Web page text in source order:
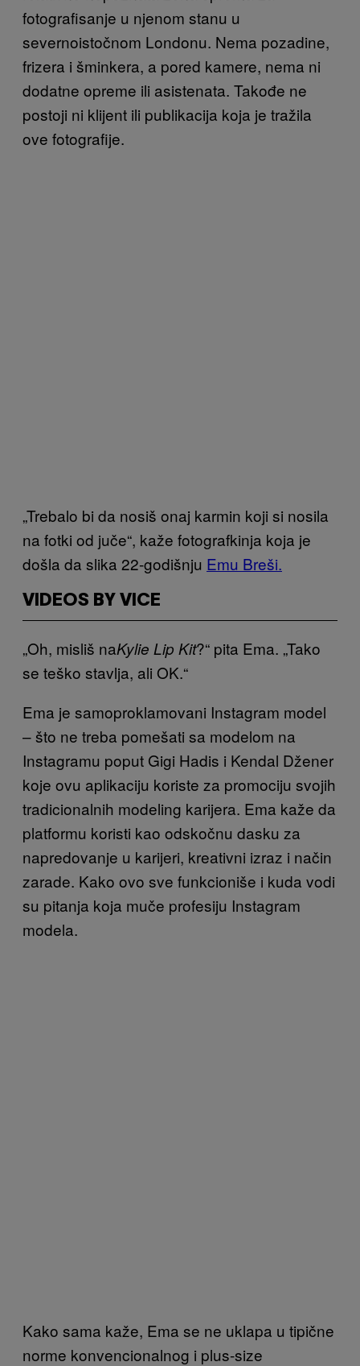
fotografisanje u njenom stanu u
severnoistočnom Londonu. Nema pozadine,
frizera i šminkera, a pored kamere, nema ni
dodatne opreme ili asistenata. Takođe ne
postoji ni klijent ili publikacija koja je tražila
ove fotografije.
„Trebalo bi da nosiš onaj karmin koji si nosila
na fotki od juče“, kaže fotografkinja koja je
došla da slika 22-godišnju Emu Breši.
VIDEOS BY VICE
„Oh, misliš naKylie Lip Kit?“ pita Ema. „Tako
se teško stavlja, ali OK.“
Ema je samoproklamovani Instagram model
– što ne treba pomešati sa modelom na
Instagramu poput Gigi Hadis i Kendal Džener
koje ovu aplikaciju koriste za promociju svojih
tradicionalnih modeling karijera. Ema kaže da
platformu koristi kao odskočnu dasku za
napredovanje u karijeri, kreativni izraz i način
zarade. Kako ovo sve funkcioniše i kuda vodi
su pitanja koja muče profesiju Instagram
modela.
Kako sama kaže, Ema se ne uklapa u tipične
norme konvencionalnog i plus-size